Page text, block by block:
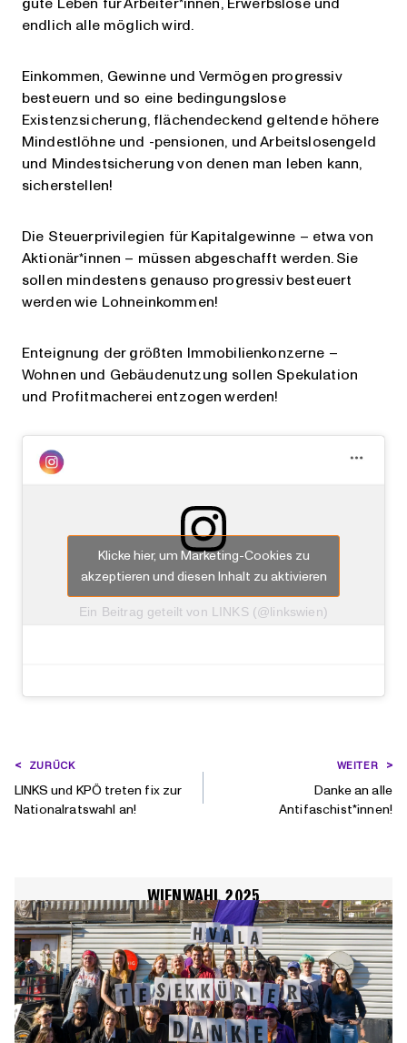
endlich alle möglich wird.
Einkommen, Gewinne und Vermögen progressiv
besteuern und so eine bedingungslose
Existenzsicherung, flächendeckend geltende höhere
Mindestlöhne und -pensionen, und Arbeitslosengeld
und Mindestsicherung von denen man leben kann,
sicherstellen!
Die Steuerprivilegien für Kapitalgewinne – etwa von
Aktionär*innen – müssen abgeschafft werden. Sie
sollen mindestens genauso progressiv besteuert
werden wie Lohneinkommen!
Enteignung der größten Immobilienkonzerne –
Wohnen und Gebäudenutzung sollen Spekulation
und Profitmacherei entzogen werden!
Ein Beitrag geteilt von LINKS (@linkswien)
Klicke hier, um Marketing-Cookies zu
akzeptieren und diesen Inhalt zu aktivieren
BEITRAGSNAVIGATION
ZURÜCK
LINKS und KPÖ treten fix zur
Nationalratswahl an!
WEITER
Danke an alle
Antifaschist*innen!
WIENWAHL 2025